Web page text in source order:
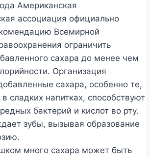
Американская
ассоциация официально
Всемирной
ограничить
сахара до менее чем
Организация
сахара, особенно те,
сладких напитках, способствуют
бактерий и кислот во рту.
зубы, вызывая образование
много сахара может быть